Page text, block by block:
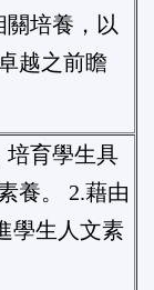
關培養，以
越之前瞻
培育學生具
養。 2.藉由
學生人文素